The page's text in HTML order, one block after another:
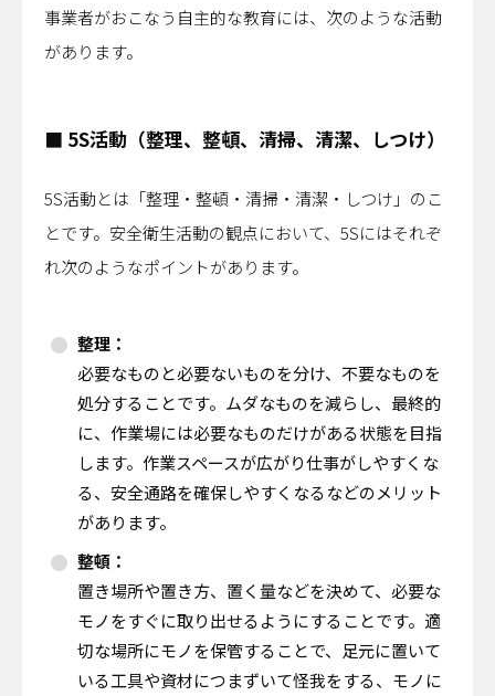
事業者がおこなう自主的な教育には、次のような活動
があります。
■ 5S活動（整理、整頓、清掃、清潔、しつけ）
5S活動とは「整理・整頓・清掃・清潔・しつけ」のこ
とです。安全衛生活動の観点において、5Sにはそれぞ
れ次のようなポイントがあります。
整理：
必要なものと必要ないものを分け、不要なものを
処分することです。ムダなものを減らし、最終的
に、作業場には必要なものだけがある状態を目指
します。作業スペースが広がり仕事がしやすくな
る、安全通路を確保しやすくなるなどのメリット
があります。
整頓：
置き場所や置き方、置く量などを決めて、必要な
モノをすぐに取り出せるようにすることです。適
切な場所にモノを保管することで、足元に置いて
いる工具や資材につまずいて怪我をする、モノに